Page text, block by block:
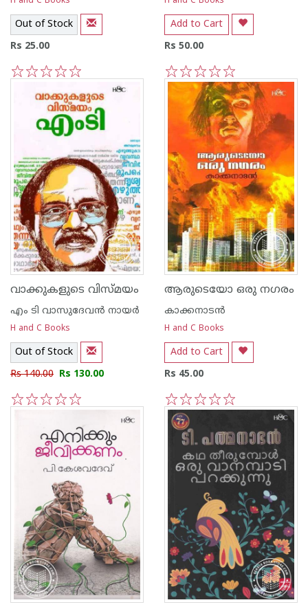
Out of Stock
Rs 25.00
Add to Cart
Rs 50.00
5
4
3
2
1
വാക്കുകളുടെ വിസ്മയം
എം ടി വാസുദേവന്‍ നായര്‍
H and C Books
Out of Stock
Rs 140.00 Rs 130.00
ആരുടെയോ ഒരു നഗരം
കാക്കനാടന്‍
H and C Books
Add to Cart
Rs 45.00
5
4
3
2
1